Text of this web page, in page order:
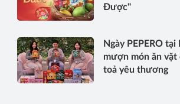
Được"
Ngày PEPERO
mượn món ăn vặt
toả yêu thương